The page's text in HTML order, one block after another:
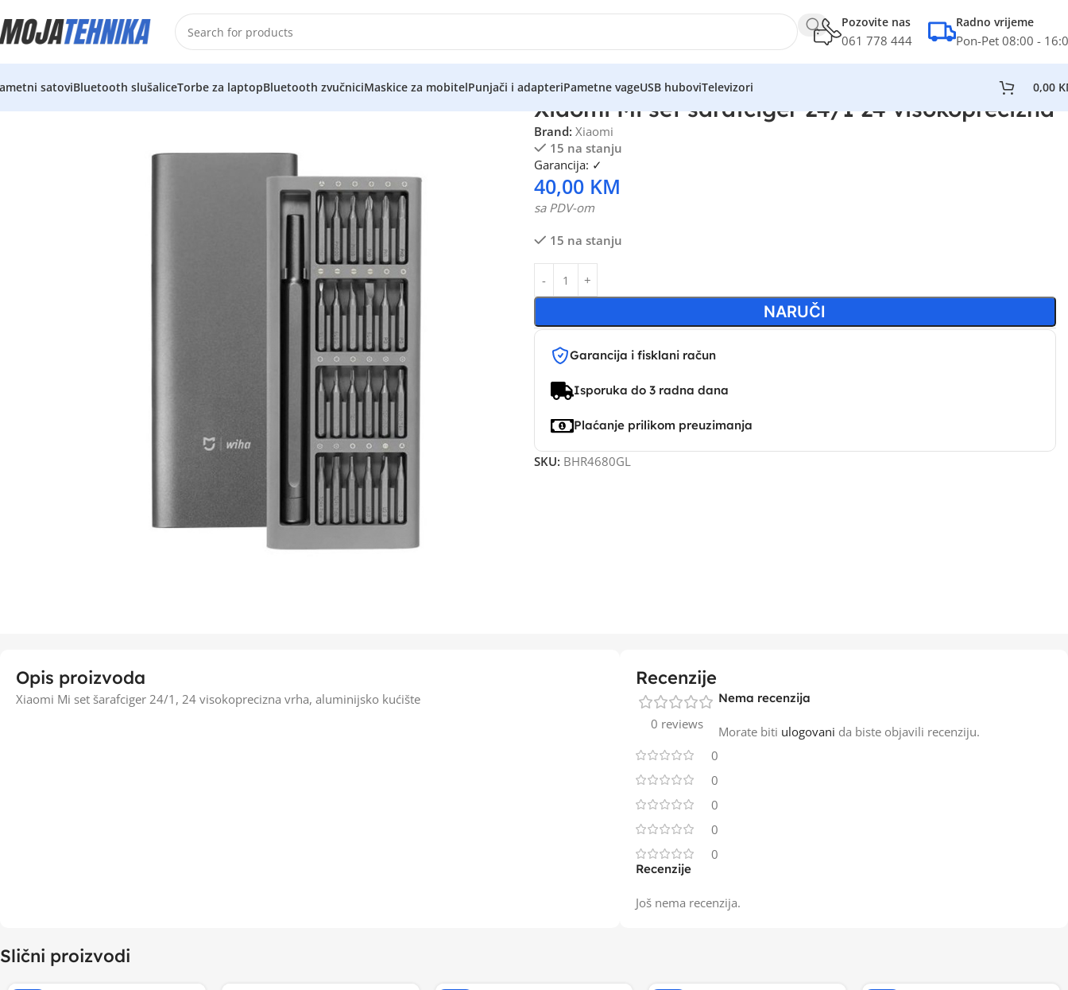
Pozovite nas
061 778 444
Radno vrijeme
Pon-Pet 08:00 -
satoviBluetooth slušaliceTorbe za laptopBluetooth zvučniciMaskice za mobitelPunjači i adapteriPametne vageUSB huboviTelevizori 0,00
Xiaomi Mi set šarafciger 24/1 24 visokoprecizna
Brand: Xiaomi
15 na stanju
Garancija: ✓
40,00 KM
sa PDV-om
15 na stanju
NARUČI
Garancija i fisklani račun
Isporuka do 3 radna dana
Plaćanje prilikom preuzimanja
SKU: BHR4680GL
Opis proizvoda
Xiaomi Mi set šarafciger 24/1, 24 visokoprecizna vrha, aluminijsko kućište
Recenzije
0 reviews
0
0
0
0
0
Recenzije
Još nema recenzija.
Nema recenzija
Morate biti ulogovani da biste objavili recenziju.
Slični proizvodi